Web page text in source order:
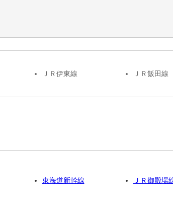
ＪＲ伊東線 ＪＲ飯田線
東海道新幹線 ＪＲ御殿場